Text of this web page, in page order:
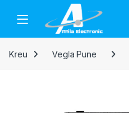
Skip to navigation
Open
Kreu Vegla Pune